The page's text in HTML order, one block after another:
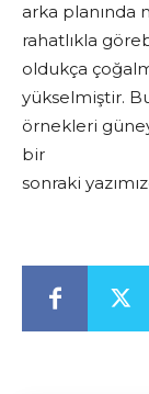
arka planında
rahatlıkla
oldukça
yükselmiştir.
örnekleri
bir
sonraki